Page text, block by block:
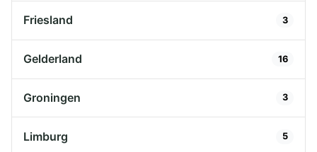
Friesland 3
Gelderland 16
Groningen 3
Limburg 5